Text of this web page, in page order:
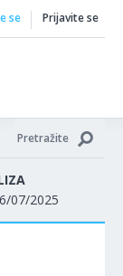
se Prijavite se
Pretražite
07/2025